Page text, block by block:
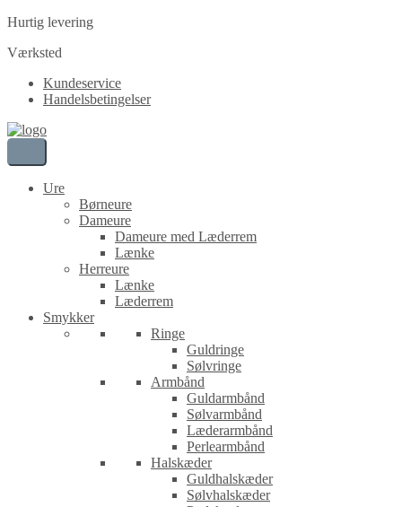
Hurtig levering
Værksted
Kundeservice
Handelsbetingelser
Ure
Børneure
Dameure
Dameure med Læderrem
Lænke
Herreure
Lænke
Læderrem
Smykker
Ringe
Guldringe
Sølvringe
Armbånd
Guldarmbånd
Sølvarmbånd
Læderarmbånd
Perlearmbånd
Halskæder
Guldhalskæder
Sølvhalskæder